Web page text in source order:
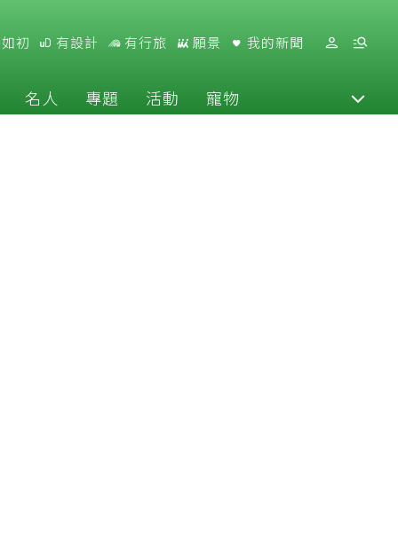
初 有設計 有行旅 願景 我的新聞
名人 專題 活動 寵物